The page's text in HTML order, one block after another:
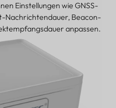
Einstellungen wie GNSS-
Nachrichtendauer, Beacon-
anpassen.